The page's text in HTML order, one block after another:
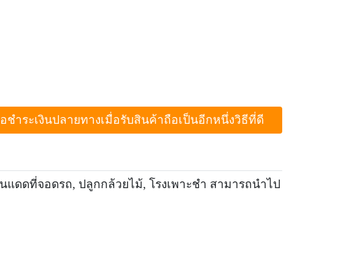
ำระเงินปลายทางเมื่อรับสินค้าถือเป็นอีกหนึ่งวิธีที่ดี
ดดที่จอดรถ, ปลูกกล้วยไม้, โรงเพาะชำ สามารถนำไป